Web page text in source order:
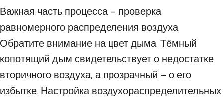
Важная часть процесса – проверка
равномерного распределения воздуха.
Обратите внимание на цвет дыма. Тёмный
копотящий дым свидетельствует о недостатке
вторичного воздуха, а прозрачный – о его
избытке. Настройка воздухораспределительных